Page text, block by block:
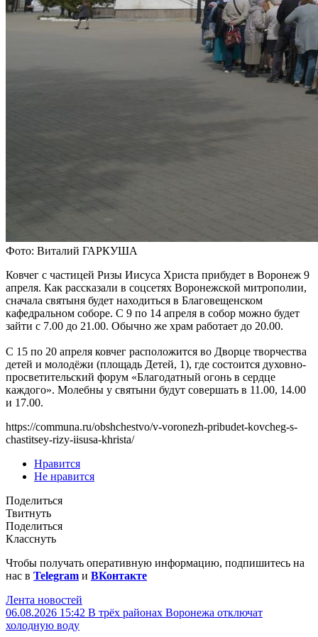
Фото: Виталий ГАРКУША
Ковчег с частицей Ризы Иисуса Христа прибудет в Воронеж 9
апреля. Как рассказали в соцсетях Воронежской митрополии,
сначала святыня будет находиться в Благовещенском
кафедральном соборе. С 9 по 14 апреля в собор можно будет
зайти с 7.00 до 21.00. Обычно же храм работает до 20.00.
С 15 по 20 апреля ковчег расположится во Дворце творчества
детей и молодёжи (площадь Детей, 1), где состоится духовно-
просветительский форум «Благодатный огонь в сердце
каждого». Молебны у святыни будут совершать в 11.00, 14.00
и 17.00.
https://communa.ru/obshchestvo/v-voronezh-pribudet-kovcheg-s-
chastitsey-rizy-iisusa-khrista/
Нравится
Не нравится
Поделиться
Твитнуть
Поделиться
Класснуть
Чтобы получать оперативную информацию, подпишитесь на
нас в Telegram и ВКонтакте
Лента новостей
06.08.2026 15:42 В трёх районах Воронежа отключат
холодную воду